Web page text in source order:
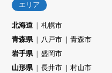
エリア
北海道
札幌市
青森県
八戸市
青森市
岩手県
盛岡市
山形県
長井市
村山市